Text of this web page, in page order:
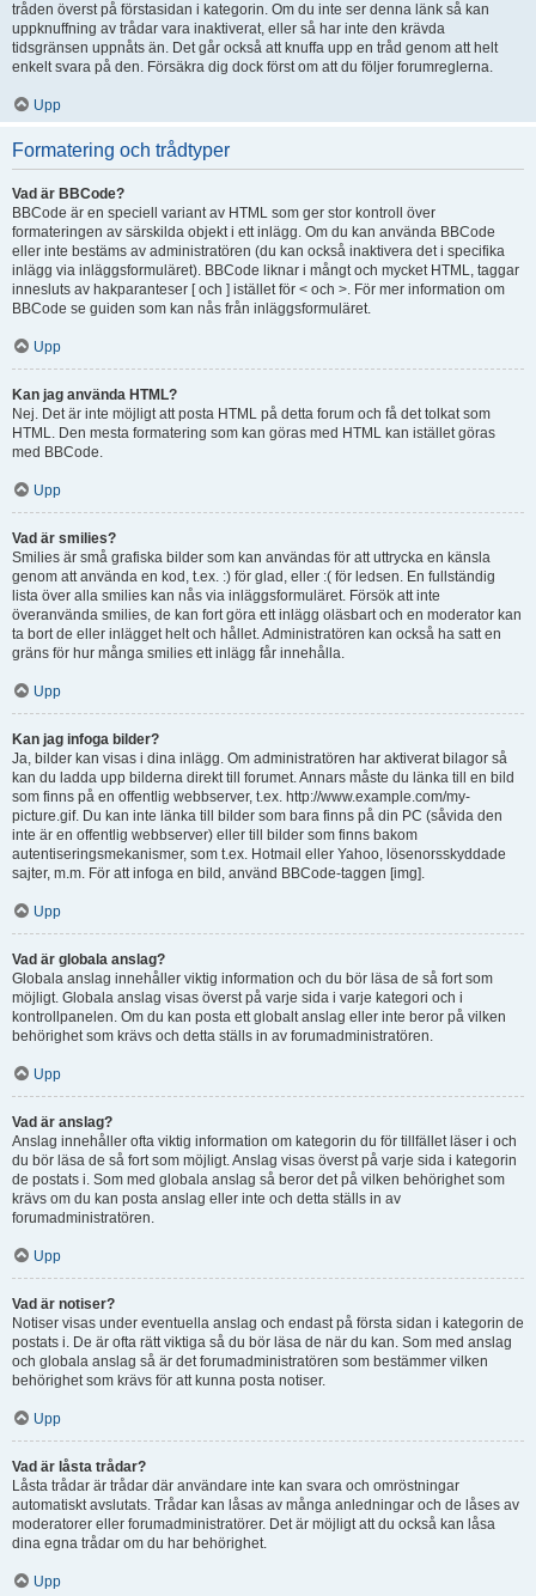
tråden överst på förstasidan i kategorin. Om du inte ser denna länk så kan
uppknuffning av trådar vara inaktiverat, eller så har inte den krävda
tidsgränsen uppnåts än. Det går också att knuffa upp en tråd genom att helt
enkelt svara på den. Försäkra dig dock först om att du följer forumreglerna.
Upp
Formatering och trådtyper
Vad är BBCode?
BBCode är en speciell variant av HTML som ger stor kontroll över
formateringen av särskilda objekt i ett inlägg. Om du kan använda BBCode
eller inte bestäms av administratören (du kan också inaktivera det i specifika
inlägg via inläggsformuläret). BBCode liknar i mångt och mycket HTML, taggar
innesluts av hakparanteser [ och ] istället för < och >. För mer information om
BBCode se guiden som kan nås från inläggsformuläret.
Upp
Kan jag använda HTML?
Nej. Det är inte möjligt att posta HTML på detta forum och få det tolkat som
HTML. Den mesta formatering som kan göras med HTML kan istället göras
med BBCode.
Upp
Vad är smilies?
Smilies är små grafiska bilder som kan användas för att uttrycka en känsla
genom att använda en kod, t.ex. :) för glad, eller :( för ledsen. En fullständig
lista över alla smilies kan nås via inläggsformuläret. Försök att inte
överanvända smilies, de kan fort göra ett inlägg oläsbart och en moderator kan
ta bort de eller inlägget helt och hållet. Administratören kan också ha satt en
gräns för hur många smilies ett inlägg får innehålla.
Upp
Kan jag infoga bilder?
Ja, bilder kan visas i dina inlägg. Om administratören har aktiverat bilagor så
kan du ladda upp bilderna direkt till forumet. Annars måste du länka till en bild
som finns på en offentlig webbserver, t.ex. http://www.example.com/my-
picture.gif. Du kan inte länka till bilder som bara finns på din PC (såvida den
inte är en offentlig webbserver) eller till bilder som finns bakom
autentiseringsmekanismer, som t.ex. Hotmail eller Yahoo, lösenorsskyddade
sajter, m.m. För att infoga en bild, använd BBCode-taggen [img].
Upp
Vad är globala anslag?
Globala anslag innehåller viktig information och du bör läsa de så fort som
möjligt. Globala anslag visas överst på varje sida i varje kategori och i
kontrollpanelen. Om du kan posta ett globalt anslag eller inte beror på vilken
behörighet som krävs och detta ställs in av forumadministratören.
Upp
Vad är anslag?
Anslag innehåller ofta viktig information om kategorin du för tillfället läser i och
du bör läsa de så fort som möjligt. Anslag visas överst på varje sida i kategorin
de postats i. Som med globala anslag så beror det på vilken behörighet som
krävs om du kan posta anslag eller inte och detta ställs in av
forumadministratören.
Upp
Vad är notiser?
Notiser visas under eventuella anslag och endast på första sidan i kategorin de
postats i. De är ofta rätt viktiga så du bör läsa de när du kan. Som med anslag
och globala anslag så är det forumadministratören som bestämmer vilken
behörighet som krävs för att kunna posta notiser.
Upp
Vad är låsta trådar?
Låsta trådar är trådar där användare inte kan svara och omröstningar
automatiskt avslutats. Trådar kan låsas av många anledningar och de låses av
moderatorer eller forumadministratörer. Det är möjligt att du också kan låsa
dina egna trådar om du har behörighet.
Upp